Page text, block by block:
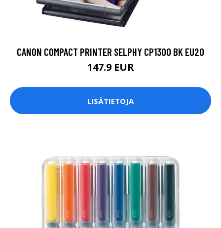
CANON COMPACT PRINTER SELPHY CP1300 BK EU20
147.9 EUR
LISÄTIETOJA